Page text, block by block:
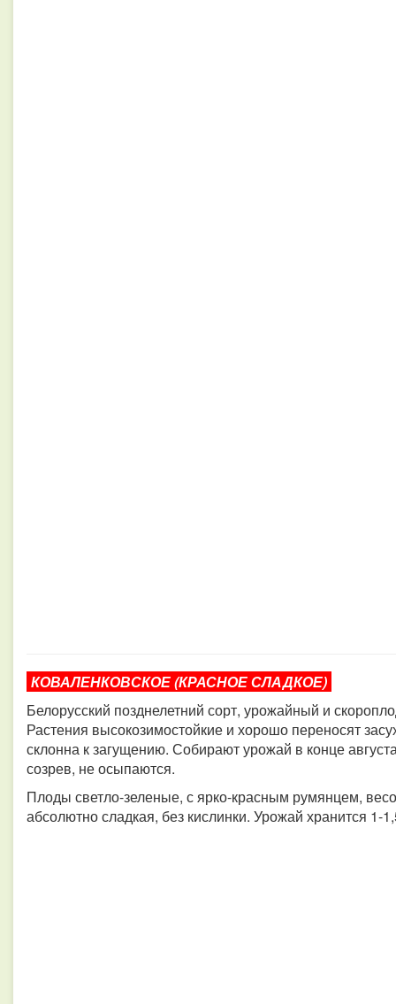
КОВАЛЕНКОВСКОЕ (КРАСНОЕ СЛАДКОЕ)
Белорусский позднелетний сорт, урожайный и
Растения высокозимостойкие и хорошо переносят
склонна к загущению. Собирают урожай в конце
созрев, не осыпаются.
Плоды светло-зеленые, с ярко-красным румянцем,
абсолютно сладкая, без кислинки. Урожай хранится